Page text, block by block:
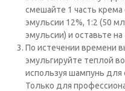
смешайте 1 часть
эмульсии 12%, 1:2 (50
эмульсии) и оставьте
По истечении времени
эмульгируйте теплой
используя шампунь для
Только для